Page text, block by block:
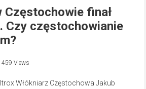
Częstochowie finał
Czy częstochowianie
459 Views
Włókniarz Częstochowa Jakub